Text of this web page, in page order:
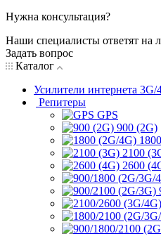
Нужна консультация?
Наши специалисты ответят на
Задать вопрос
Каталог
Усилители интернета 3G/
Репитеры
GPS
900 (2G)
2100
2600